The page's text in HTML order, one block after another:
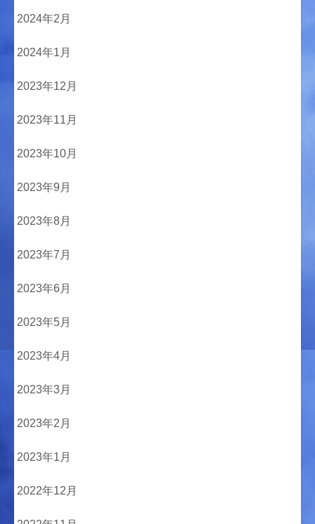
2024年2月
2024年1月
2023年12月
2023年11月
2023年10月
2023年9月
2023年8月
2023年7月
2023年6月
2023年5月
2023年4月
2023年3月
2023年2月
2023年1月
2022年12月